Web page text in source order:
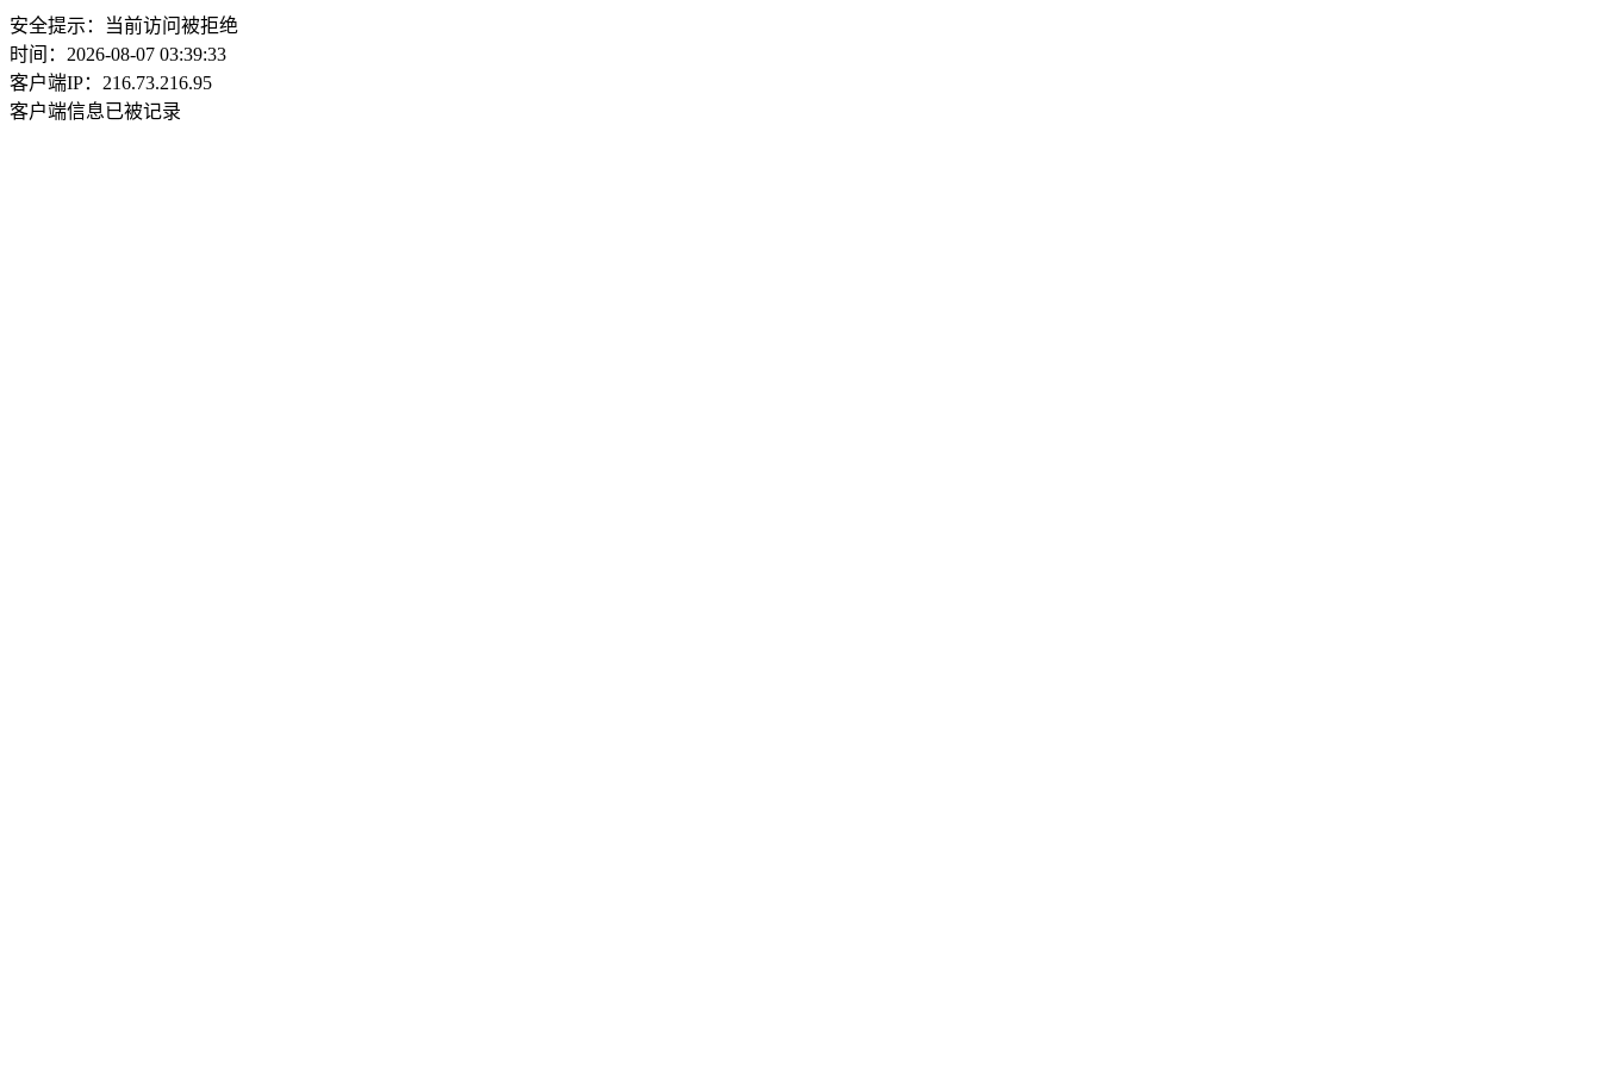
安全提示：当前访问被拒绝
时间：2026-08-07 03:39:33
客户端IP：216.73.216.95
客户端信息已被记录